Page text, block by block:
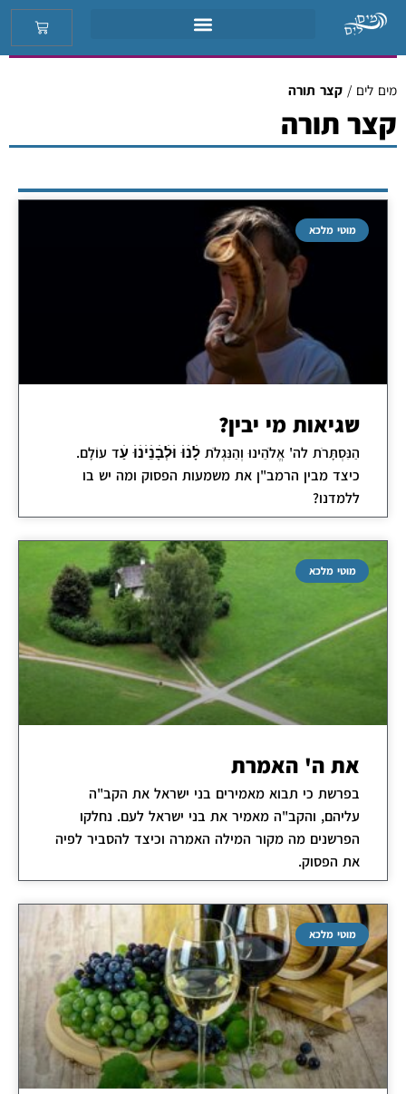
מים לים / קצר תורה
קצר תורה
מוטי מלכא
שגיאות מי יבין?
הַנִּסְתָּרֹת לה' אֱלֹהֵינוּ וְהַנִּגְלֹת לָׄנׄוּׄ וּׄלְׄבָׄנֵׄיׄנׄוּׄ עַׄד עוֹלָם.
כיצד מבין הרמב"ן את משמעות הפסוק ומה יש בו
ללמדנו?
מוטי מלכא
את ה' האמרת
בפרשת כי תבוא מאמירים בני ישראל את הקב"ה
עליהם, והקב"ה מאמיר את בני ישראל לעם. נחלקו
הפרשנים מה מקור המילה האמרה וכיצד להסביר לפיה
את הפסוק.
מוטי מלכא